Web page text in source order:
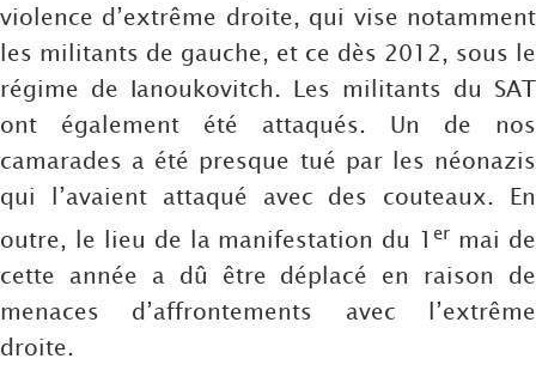
violence d’extrême droite, qui vise notamment
les militants de gauche, et ce dès 2012, sous le
régime de Ianoukovitch. Les militants du SAT
ont également été attaqués. Un de nos
camarades a été presque tué par les néonazis
qui l’avaient attaqué avec des couteaux. En
outre, le lieu de la manifestation du 1er mai de
cette année a dû être déplacé en raison de
menaces d’affrontements avec l’extrême
droite.